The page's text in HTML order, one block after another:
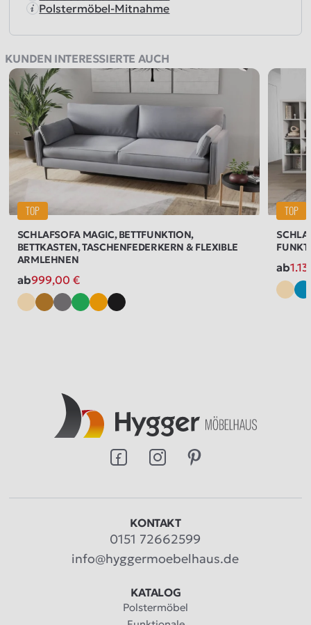
Polstermöbel-Mitnahme
KUNDEN INTERESSIERTE AUCH
TOP
SCHLAFSOFA MAGIC, BETTFUNKTION,
BETTKASTEN, TASCHENFEDERKERN & FLEXIBLE
ARMLEHNEN
ab999,00 €
TOP
ab
KONTAKT
0151 72662599
info@hyggermoebelhaus.de
KATALOG
Polstermöbel